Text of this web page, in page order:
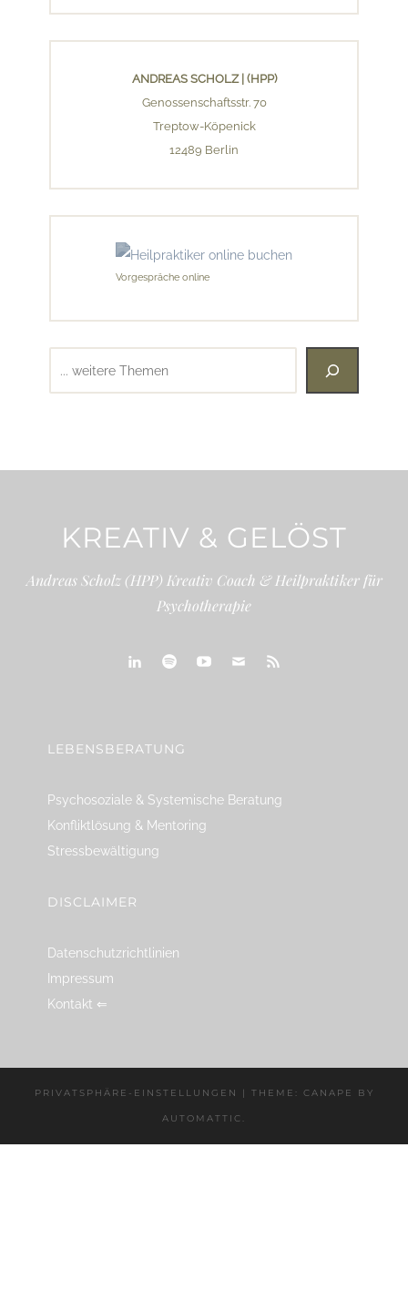
ANDREAS SCHOLZ | (HPP)
Genossenschaftsstr. 70
Treptow-Köpenick
12489 Berlin
Vorgespräche online
KREATIV & GELÖST
Andreas Scholz (HPP) Kreativ Coach & Heilpraktiker für
Psychotherapie
LEBENSBERATUNG
Psychosoziale & Systemische Beratung
Konfliktlösung & Mentoring
Stressbewältigung
DISCLAIMER
Datenschutzrichtlinien
Impressum
Kontakt ⇐
PRIVATSPHÄRE-EINSTELLUNGEN | THEME: CANAPE BY
AUTOMATTIC .